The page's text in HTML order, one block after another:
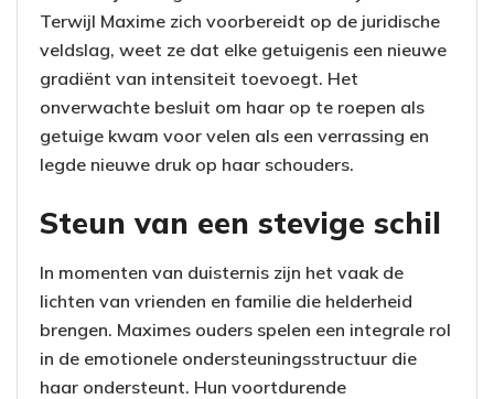
Terwijl Maxime zich voorbereidt op de juridische
veldslag, weet ze dat elke getuigenis een nieuwe
gradiënt van intensiteit toevoegt. Het
onverwachte besluit om haar op te roepen als
getuige kwam voor velen als een verrassing en
legde nieuwe druk op haar schouders.
Steun van een stevige schil
In momenten van duisternis zijn het vaak de
lichten van vrienden en familie die helderheid
brengen. Maximes ouders spelen een integrale rol
in de emotionele ondersteuningsstructuur die
haar ondersteunt. Hun voortdurende